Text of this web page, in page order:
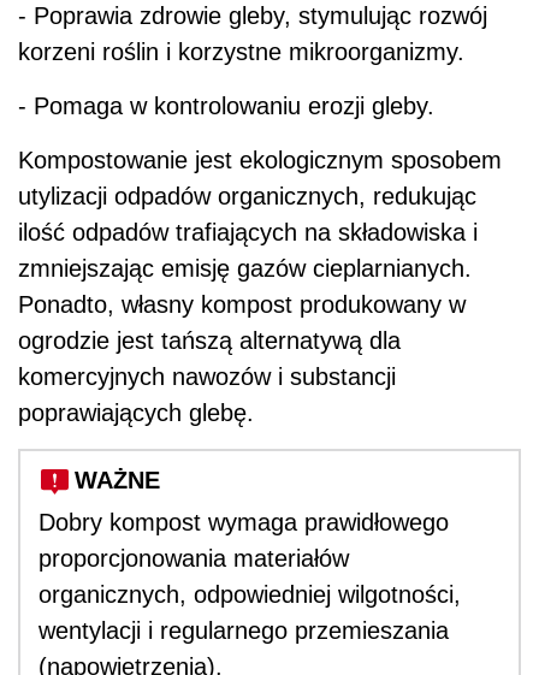
- Poprawia zdrowie gleby, stymulując rozwój
korzeni roślin i korzystne mikroorganizmy.
- Pomaga w kontrolowaniu erozji gleby.
Kompostowanie jest ekologicznym sposobem
utylizacji odpadów organicznych, redukując
ilość odpadów trafiających na składowiska i
zmniejszając emisję gazów cieplarnianych.
Ponadto, własny kompost produkowany w
ogrodzie jest tańszą alternatywą dla
komercyjnych nawozów i substancji
poprawiających glebę.
WAŻNE
Dobry kompost wymaga prawidłowego
proporcjonowania materiałów
organicznych, odpowiedniej wilgotności,
wentylacji i regularnego przemieszania
(napowietrzenia).